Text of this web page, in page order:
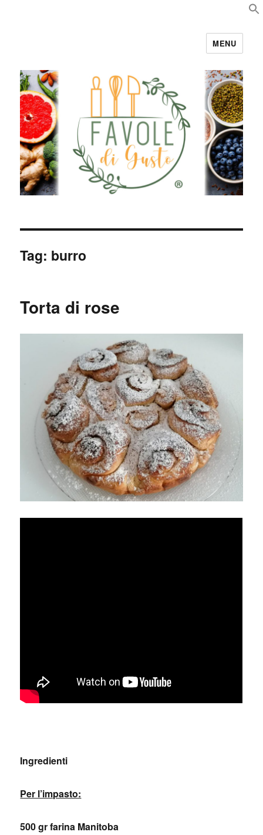
MENU
Tag: burro
Torta di rose
Ingredienti
Per l’impasto:
500 gr farina Manitoba